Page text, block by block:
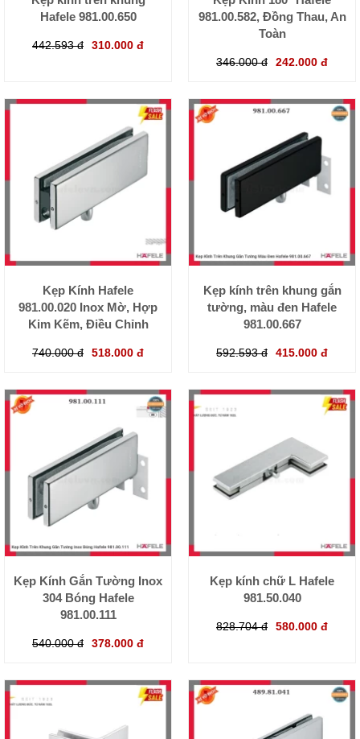
Hafele 981.00.650
442.593 đ 310.000 đ
981.00.582, Đồng Thau, An
Toàn
346.000 đ 242.000 đ
Kẹp Kính Hafele
981.00.020 Inox Mờ, Hợp
Kim Kẽm, Điều Chỉnh
740.000 đ 518.000 đ
Kẹp kính trên khung gắn
tường, màu đen Hafele
981.00.667
592.593 đ 415.000 đ
Kẹp Kính Gắn Tường Inox
304 Bóng Hafele
981.00.111
540.000 đ 378.000 đ
Kẹp kính chữ L Hafele
981.50.040
828.704 đ 580.000 đ